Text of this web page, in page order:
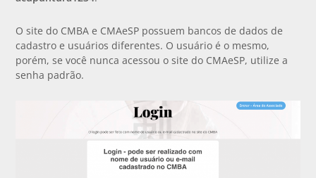
O site do CMBA e CMAeSP possuem bancos de dados de
cadastro e usuários diferentes. O usuário é o mesmo,
porém, se você nunca acessou o site do CMAeSP, utilize a
senha padrão.